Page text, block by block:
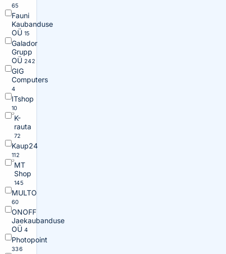
65
Fauni
Kaubanduse
OÜ 15
Galador
Grupp
OÜ 242
GIG
Computers
4
ITshop
10
K-
rauta
72
Kaup24
112
MT
Shop
145
MULTO
60
ONOFF
Jaekaubanduse
OÜ 4
Photopoint
336